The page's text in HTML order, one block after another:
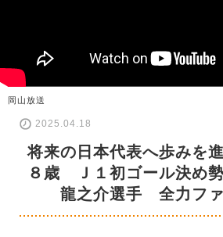
岡山放送
2025.04.18
将来の日本代表へ歩みを
８歳 Ｊ１初ゴール決め
龍之介選手 全力フ